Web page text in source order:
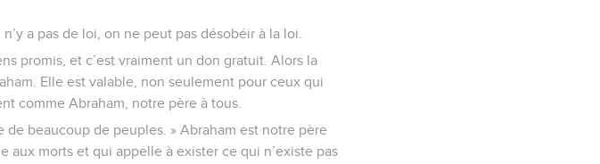
a pas de loi, on ne peut pas désobéir à la loi.
promis, et c’est vraiment un don gratuit. Alors la
Elle est valable, non seulement pour ceux qui
comme Abraham, notre père à tous.
de beaucoup de peuples. » Abraham est notre père
aux morts et qui appelle à exister ce qui n’existe pas